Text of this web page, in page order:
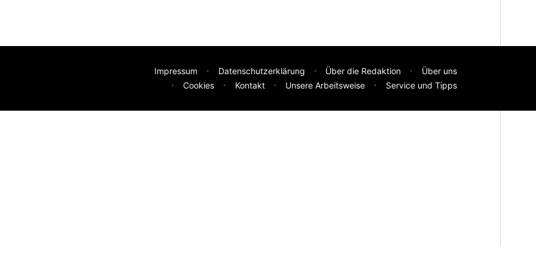
Impressum Datenschutzerklärung Über die Redaktion
Über uns
Cookies
Kontakt Unsere Arbeitsweise Service und Tipps